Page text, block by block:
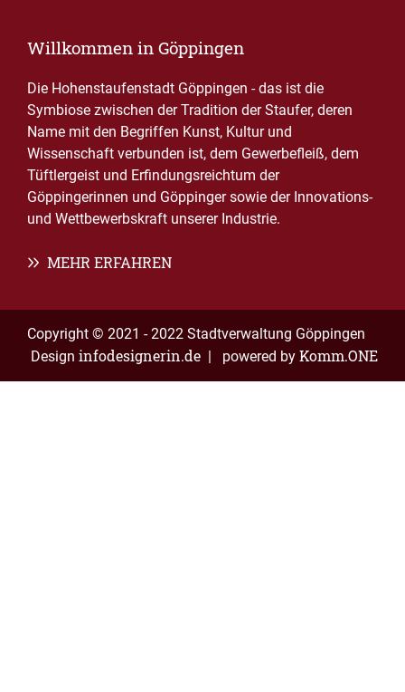
Willkommen in Göppingen
Die Hohenstaufenstadt Göppingen - das ist die
Symbiose zwischen der Tradition der Staufer, deren
Name mit den Begriffen Kunst, Kultur und
Wissenschaft verbunden ist, dem Gewerbefleiß, dem
Tüftlergeist und Erfindungsreichtum der
Göppingerinnen und Göppinger sowie der Innovations-
und Wettbewerbskraft unserer Industrie.
MEHR ERFAHREN
Copyright © 2021 - 2022 Stadtverwaltung Göppingen
Design infodesignerin.de | powered by Komm.ONE